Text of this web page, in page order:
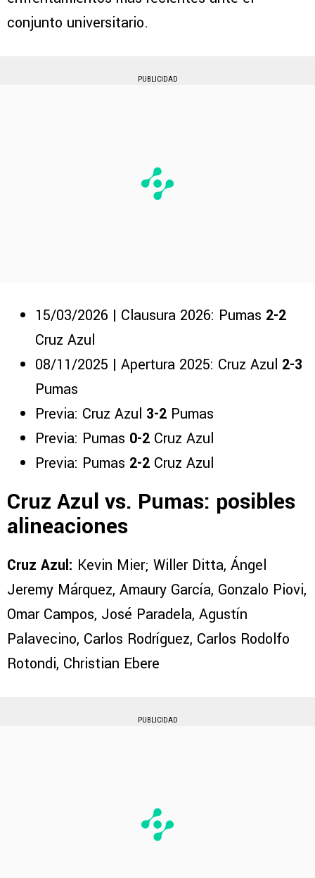
conjunto universitario.
PUBLICIDAD
15/03/2026 | Clausura 2026: Pumas 2-2
Cruz Azul
08/11/2025 | Apertura 2025: Cruz Azul 2-3
Pumas
Previa: Cruz Azul 3-2 Pumas
Previa: Pumas 0-2 Cruz Azul
Previa: Pumas 2-2 Cruz Azul
Cruz Azul vs. Pumas: posibles
alineaciones
Cruz Azul: Kevin Mier; Willer Ditta, Ángel
Jeremy Márquez, Amaury García, Gonzalo Piovi,
Omar Campos, José Paradela, Agustín
Palavecino, Carlos Rodríguez, Carlos Rodolfo
Rotondi, Christian Ebere
PUBLICIDAD